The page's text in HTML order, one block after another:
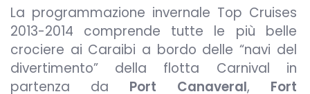
La programmazione invernale Top Cruises
2013-2014 comprende tutte le più belle
crociere ai Caraibi a bordo delle “navi del
divertimento” della flotta Carnival in
partenza da Port Canaveral, Fort